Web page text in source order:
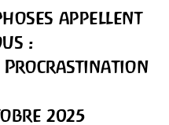
appellent
:
Procrastination
2025